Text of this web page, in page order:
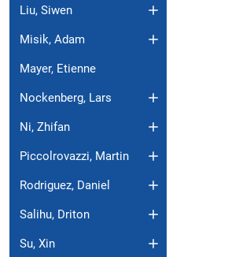
Liu, Siwen
Misik, Adam
Mayer, Etienne
Nockenberg, Lars
Ni, Zhifan
Piccolrovazzi, Martin
Rodriguez, Daniel
Salihu, Driton
Su, Xin